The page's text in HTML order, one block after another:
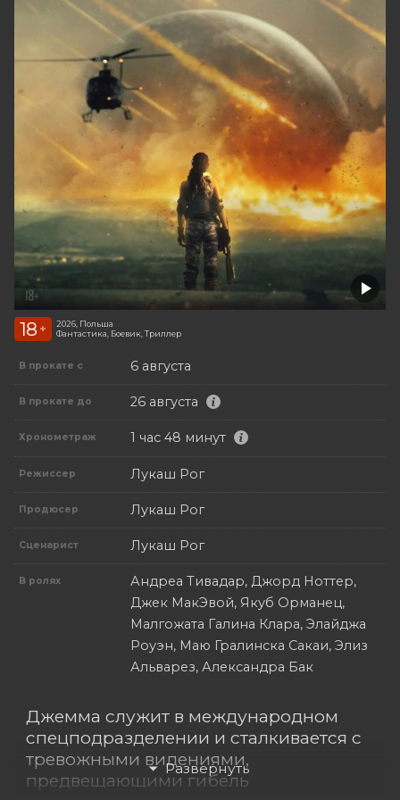
18 +
2026, Польша
Фантастика, Боевик, Триллер
В прокате с 6 августа
В прокате до 26 августа
Хронометраж 1 час 48 минут
Режиссер Лукаш Рог
Продюсер Лукаш Рог
Сценарист Лукаш Рог
В ролях
Андреа Тивадар, Джорд Ноттер,
Джек МакЭвой, Якуб Орманец,
Малгожата Галина Клара, Элайджа
Роуэн, Маю Гралинска Сакаи, Элиз
Альварез, Александра Бак
Джемма служит в международном
спецподразделении и сталкивается с
тревожными видениями,
предвещающими гибель